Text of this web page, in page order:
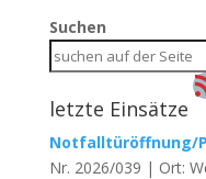
Suchen
letzte Einsätze
Notfalltüröffnung/
Nr. 2026/039 | Ort: